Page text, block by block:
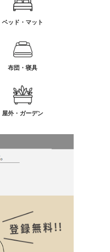
ベッド・マット
布団・寝具
屋外・ガーデン